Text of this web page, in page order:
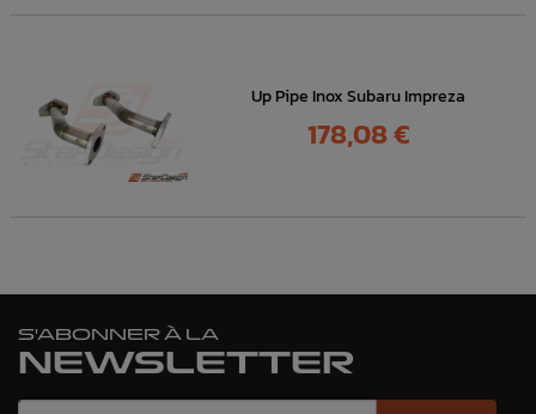
Up Pipe Inox Subaru Impreza
Prix
178,08 €
S'ABONNER À LA
NEWSLETTER